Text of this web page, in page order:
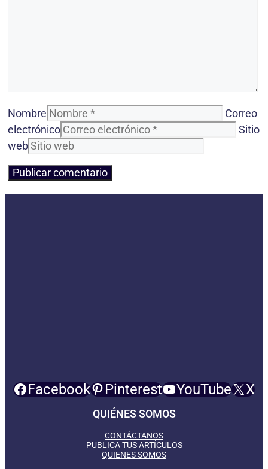
Nombre
Correo
electrónico
Sitio
web
Facebook Pinterest YouTube X
QUIÉNES SOMOS
CONTÁCTANOS
PUBLICA TUS ARTÍCULOS
QUIENES SOMOS